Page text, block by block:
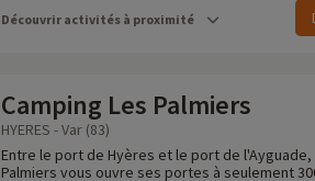
Découvrir activités à proximité
Camping Les Palmiers
HYERES - Var (83)
Entre le port de Hyères et le port de l'Ayguade,
Palmiers vous ouvre ses portes à seulement